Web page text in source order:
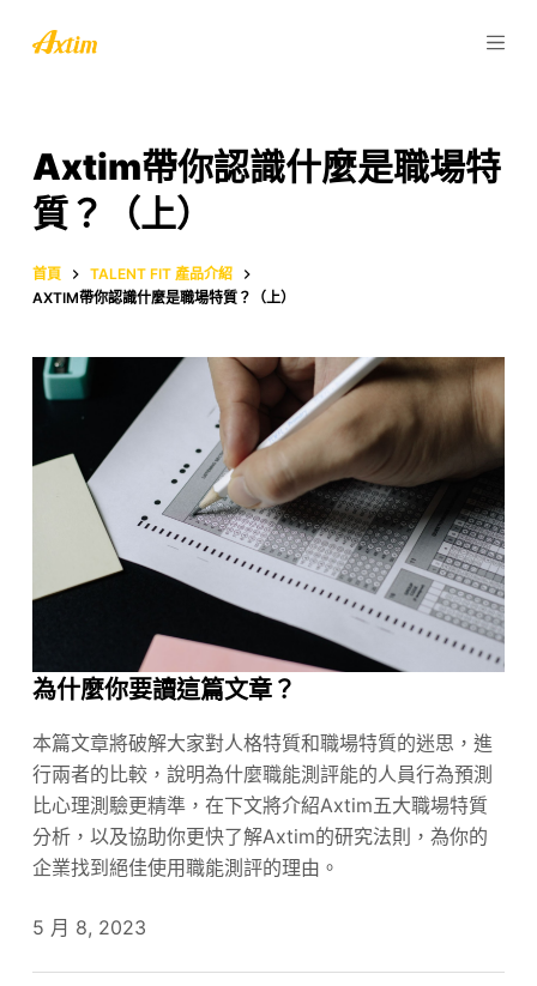
至
內
容
Axtim帶你認識什麼是職場特
質？（上）
首頁
TALENT FIT 產品介紹
AXTIM帶你認識什麼是職場特質？（上）
為什麼你要讀這篇文章？
本篇文章將破解大家對人格特質和職場特質的迷思，進
行兩者的比較，說明為什麼職能測評能的人員行為預測
比心理測驗更精準，在下文將介紹Axtim五大職場特質
分析，以及協助你更快了解Axtim的研究法則，為你的
企業找到絕佳使用職能測評的理由。
5 月 8, 2023